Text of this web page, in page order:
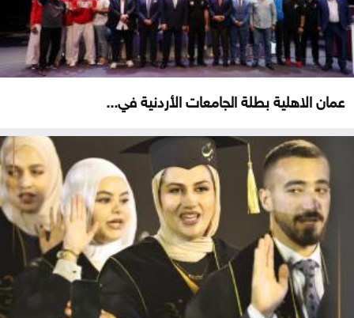
عمان الاهلية بطلة الجامعات الأردنية في...